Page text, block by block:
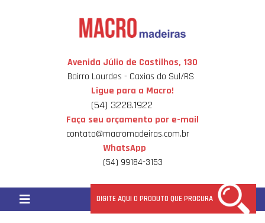
Avenida Júlio de Castilhos, 130
Bairro Lourdes - Caxias do Sul/RS
Ligue para a Macro!
(54) 3228.1922
Faça seu orçamento por e-mail
contato@macromadeiras.com.br
WhatsApp
(54) 99184-3153